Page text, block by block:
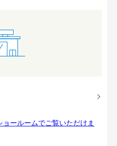
ールームでご覧いただけま